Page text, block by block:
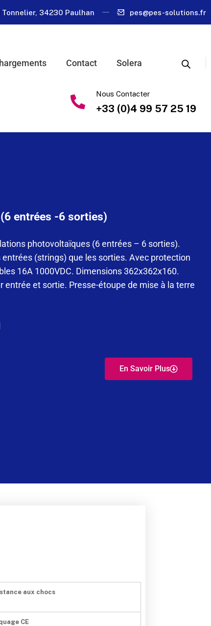
Tonnelier, 34230 Paulhan pes@pes-solutions.fr
Contact Solera
Nous Contacter
+33 (0)4 99 57 25 19
entrées -6 sorties)
photovoltaïques (6 entrées – 6 sorties).
(strings) que les sorties. Avec protection
16A 1000VDC. Dimensions 362x362x160.
et sortie. Presse-étoupe de mise à la terre
En Savoir Plus
aux chocs
CE